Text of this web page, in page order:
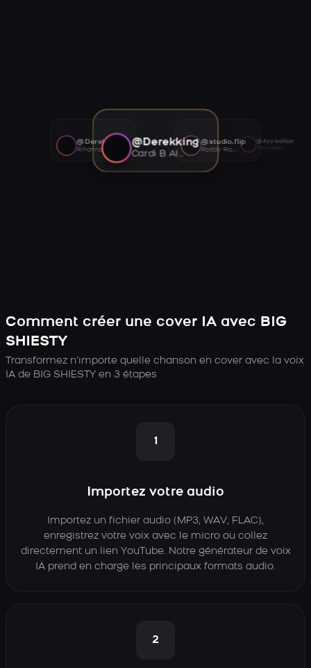
@Derekking
Cardi B AI voice
@studio.flip
Roddy Ricch AI voice
@Ayywalker
@Derekking
Rihanna AI voice
Comment créer une cover IA avec BIG
SHIESTY
Transformez n’importe quelle chanson en cover avec la voix
IA de BIG SHIESTY en 3 étapes
1
Importez votre audio
Importez un fichier audio (MP3, WAV, FLAC),
enregistrez votre voix avec le micro ou collez
directement un lien YouTube. Notre générateur de voix
IA prend en charge les principaux formats audio.
2